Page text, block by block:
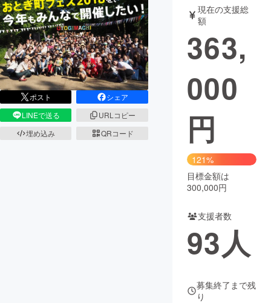
アート・写真 音楽
テクノロジー・ガジェット ゲーム・サ
映像・映画
ビジネス・起業
まちづくり・地域活性化
CAMPFIRE Creation
コミュニティ
ポスト
シェア
LINEで送る
URLコピー
埋め込み
QRコード
現在の支援総
額
363,
000
円
121%
目標金額は
300,000円
支援者数
93人
募集終了まで残
り